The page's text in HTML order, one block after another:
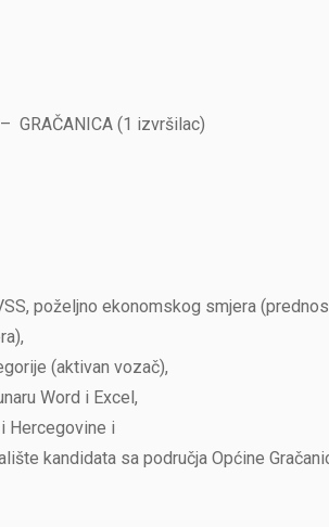
GRAČANICA (1 izvršilac)
poželjno ekonomskog smjera
(aktivan vozač),
Word i Excel,
Hercegovine i
kandidata sa područja Općine